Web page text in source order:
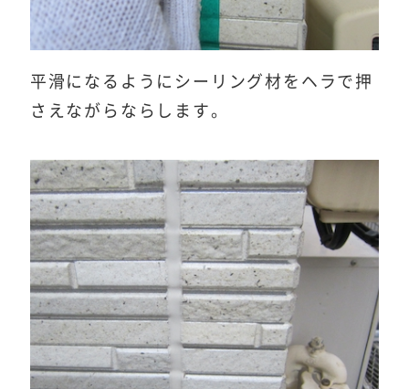
平滑になるようにシーリング材をヘラで押
さえながらならします。